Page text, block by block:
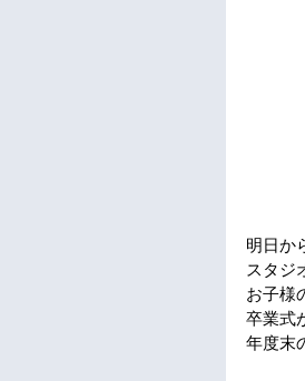
明日か
スタジ
お子様
卒業式
年度末